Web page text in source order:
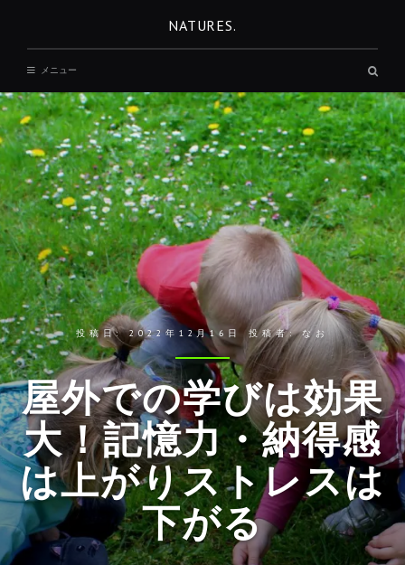
ツ
へ
移
動
NATURES.
メニュー
ボ
ッ
ク
ス
投稿日:2022年12月16日 投稿者:なお
屋外での学びは効果
大！記憶力・納得感
は上がりストレスは
下がる
Skip